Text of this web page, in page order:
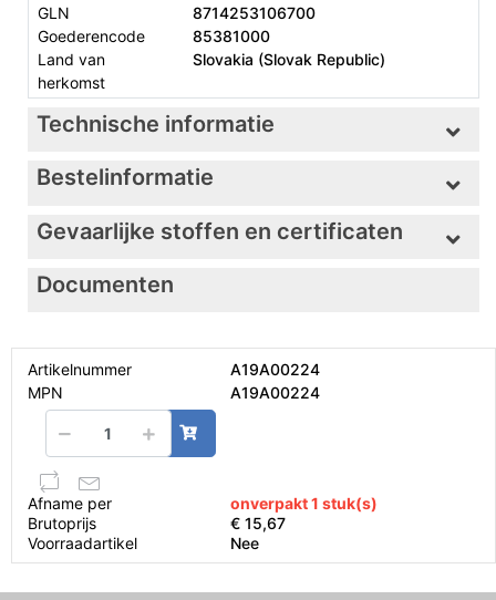
GLN
8714253106700
Goederencode
85381000
Land van
herkomst
Slovakia (Slovak Republic)
Technische informatie
Bestelinformatie
Gevaarlijke stoffen en certificaten
Documenten
Artikelnummer
A19A00224
MPN
A19A00224
Afname per
onverpakt 1 stuk(s)
Brutoprijs
€ 15,67
Voorraadartikel
Nee